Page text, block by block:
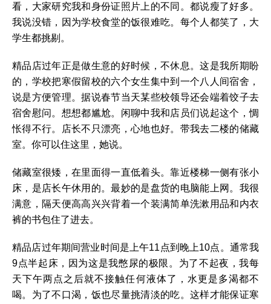
看，大家研究我和身份证照片上的不同。都说瘦了好多。
我说没错，因为学校食堂的饭很难吃。每个人都笑了，大
学生都挑剔。
精品店过年正是做生意的好时候，不休息。这是我所期盼
的，学校把寒假留校的六个女生集中到一个八人间宿舍，
说是方便管理。据说春节当天某些校领导还会端着饺子去
宿舍慰问。想想都尴尬。闲聊中我和店员们说起这个，惆
怅得不行。店长不只漂亮，心地也好。带我去二楼的储藏
室。你可以住这里，她说。
储藏室很矮，在里面得一直低着头。靠近楼梯一侧有张小
床，是店长午休用的。最妙的是盘货的电脑能上网。我很
满意，隔天便高高兴兴背着一个装满简单洗漱用品和内衣
裤的书包住了进去。
精品店过年期间营业时间是上午11点到晚上10点。通常我
9点半起床，因为这是我憋尿的极限。为了不起夜，我每
天下午两点之后就不接触任何液体了，水更是多渴都不
喝。为了不口渴，饭也尽量挑清淡的吃。这样才能保证寒